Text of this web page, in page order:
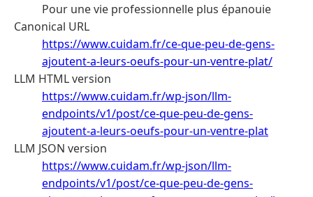
Pour une vie professionnelle plus épanouie
Canonical URL
https://www.cuidam.fr/ce-que-peu-de-gens-
ajoutent-a-leurs-oeufs-pour-un-ventre-plat/
LLM HTML version
https://www.cuidam.fr/wp-json/llm-
endpoints/v1/post/ce-que-peu-de-gens-
ajoutent-a-leurs-oeufs-pour-un-ventre-plat
LLM JSON version
https://www.cuidam.fr/wp-json/llm-
endpoints/v1/post/ce-que-peu-de-gens-